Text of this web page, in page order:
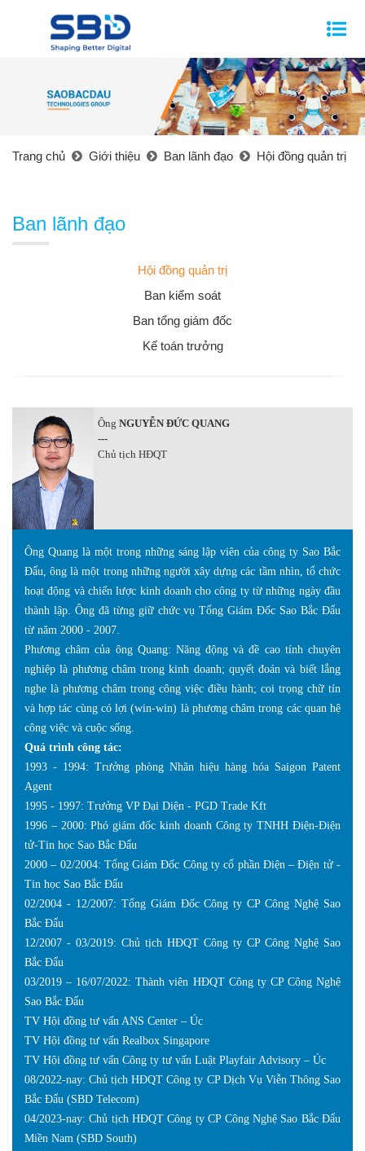
Trang chủ Giới thiệu Ban lãnh đạo Hội đồng quản trị
Ban lãnh đạo
Hội đồng quản trị
Ban kiểm soát
Ban tổng giám đốc
Kế toán trưởng
Ông NGUYỄN ĐỨC QUANG
---
Chủ tịch HĐQT
Ông Quang là một trong những sáng lập viên của công ty Sao Bắc
Đẩu, ông là một trong những người xây dựng các tầm nhìn, tổ chức
hoạt động và chiến lược kinh doanh cho công ty từ những ngày đầu
thành lập. Ông đã từng giữ chức vụ Tổng Giám Đốc Sao Bắc Đẩu
từ năm 2000 - 2007.
Phương châm của ông Quang: Năng động và đề cao tính chuyên
nghiệp là phương châm trong kinh doanh; quyết đoán và biết lắng
nghe là phương châm trong công việc điều hành; coi trọng chữ tín
và hợp tác cùng có lợi (win-win) là phương châm trong các quan hệ
công việc và cuộc sống.
Quá trình công tác:
1993 - 1994: Trưởng phòng Nhãn hiệu hàng hóa Saigon Patent
Agent
1995 - 1997: Trưởng VP Đại Diện - PGD Trade Kft
1996 – 2000: Phó giám đốc kinh doanh Công ty TNHH Điện-Điện
tử-Tin học Sao Bắc Đẩu
2000 – 02/2004: Tổng Giám Đốc Công ty cổ phần Điện – Điện tử -
Tin học Sao Bắc Đẩu
02/2004 - 12/2007: Tổng Giám Đốc Công ty CP Công Nghệ Sao
Bắc Đẩu
12/2007 - 03/2019: Chủ tịch HĐQT Công ty CP Công Nghệ Sao
Bắc Đẩu
03/2019 – 16/07/2022: Thành viên HĐQT Công ty CP Công Nghệ
Sao Bắc Đẩu
TV Hội đồng tư vấn ANS Center – Úc
TV Hội đồng tư vấn Realbox Singapore
TV Hội đồng tư vấn Công ty tư vấn Luật Playfair Advisory – Úc
08/2022-nay: Chủ tịch HĐQT Công ty CP Dịch Vụ Viễn Thông Sao
Bắc Đẩu (SBD Telecom)
04/2023-nay: Chủ tịch HĐQT Công ty CP Công Nghệ Sao Bắc Đẩu
Miền Nam (SBD South)